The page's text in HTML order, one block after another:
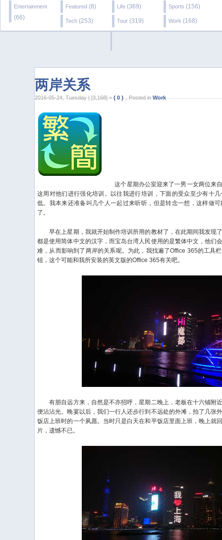
Entertainment
(66)
Featured (8) Life (369) Sports (156)
Tech (253) Tour (319) Work (168)
两岸关系
2016-05-24, Tuesday | [3,168] ×{ 0 }，Posted inWork
这个星期办公室迎来了一男一女两位来自
这周对他们进行强化培训。以往我进行培训，下面的受众至少有十
低。我本来还准备叫几个人一起过来听听，但是转念一想，这样做
了。
早在上星期，我就开始制作培训所用的教材了，在此期间我发现
都是使用简体中文的汉字，而宝岛台湾人民使用的是繁体中文，他们
难，从而影响到了两岸的关系呢。为此，我找遍了Office 365的工具
钮，这个可能和我所安装的英文版的Office 365有关吧。
有朋自远方来，自然是不亦招呼，星期二晚上，老板在十六铺附
便沾沾光。晚宴以后，我们一行人还步行到不远处的外滩，拍了几张
饭店上班时的一个夙愿。当时只是白天在和平饭店里面上班，晚上就
片，遗憾不已。